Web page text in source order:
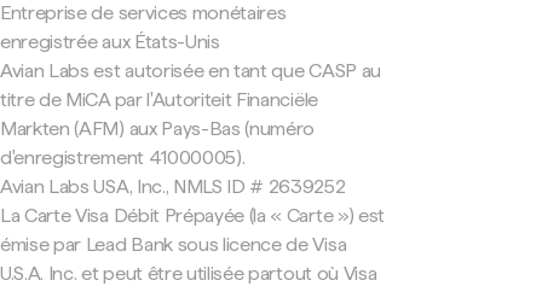
Entreprise de services monétaires
enregistrée aux États-Unis
Avian Labs est autorisée en tant que CASP au
titre de MiCA par l'Autoriteit Financiële
Markten (AFM) aux Pays-Bas (numéro
d'enregistrement 41000005).
Avian Labs USA, Inc., NMLS ID # 2639252
La Carte Visa Débit Prépayée (la « Carte ») est
émise par Lead Bank sous licence de Visa
U.S.A. Inc. et peut être utilisée partout où Visa